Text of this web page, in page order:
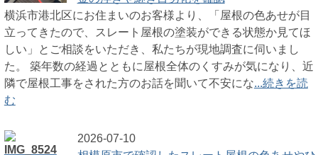
横浜市港北区にお住まいのお客様より、「屋根の色あせが目
立ってきたので、スレート屋根の塗装ができる状態か見てほ
しい」とご相談をいただき、私たちが現地調査に伺いまし
た。 築年数の経過とともに屋根全体のくすみが気になり、近
隣で屋根工事をされた方のお話を聞いて不安にな...続きを読
む
2026-07-10